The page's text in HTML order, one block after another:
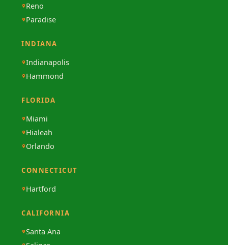
Reno
Paradise
INDIANA
Indianapolis
Hammond
FLORIDA
Miami
Hialeah
Orlando
CONNECTICUT
Hartford
CALIFORNIA
Santa Ana